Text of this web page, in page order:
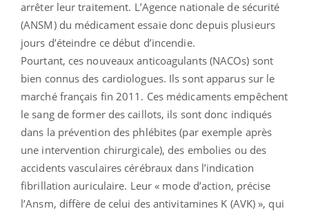
arrêter leur traitement. L’Agence nationale de sécurité
(ANSM) du médicament essaie donc depuis plusieurs
jours d’éteindre ce début d’incendie.
Pourtant, ces nouveaux anticoagulants (NACOs) sont
bien connus des cardiologues. Ils sont apparus sur le
marché français fin 2011. Ces médicaments empêchent
le sang de former des caillots, ils sont donc indiqués
dans la prévention des phlébites (par exemple après
une intervention chirurgicale), des embolies ou des
accidents vasculaires cérébraux dans l’indication
fibrillation auriculaire. Leur « mode d’action, précise
l’Ansm, diffère de celui des antivitamines K (AVK) », qui